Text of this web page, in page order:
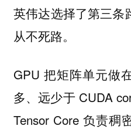
英伟达选择了第三
从不死路。
GPU 把矩阵单元做
多、远少于 CUDA
Tensor Core 负责稠